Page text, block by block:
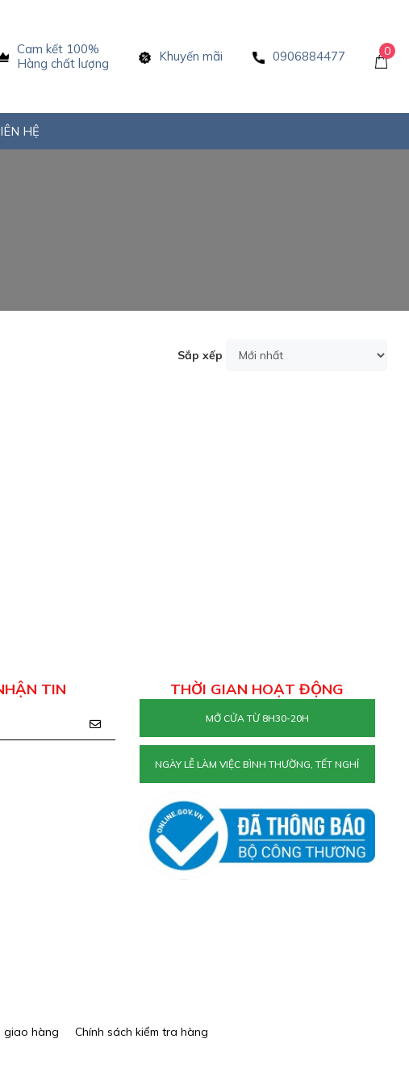
Cam kết 100%
Hàng chất lượng
Khuyến mãi 0906884477 0
HỆ
Sắp xếp
TIN THỜI GIAN HOẠT ĐỘNG
MỞ CỬA TỪ 8H30-20H
NGÀY LỄ LÀM VIỆC BÌNH THƯỜNG, TẾT NGHỈ
giao hàng Chính sách kiểm tra hàng